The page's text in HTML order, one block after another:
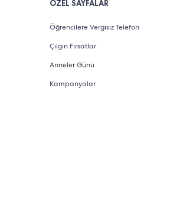
ÖZEL SAYFALAR
Öğrencilere Vergisiz Telefon
Çılgın Fırsatlar
Anneler Günü
Kampanyalar